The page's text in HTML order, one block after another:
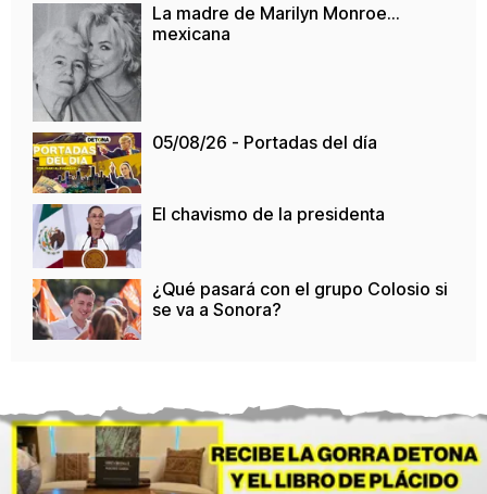
La madre de Marilyn Monroe…
mexicana
05/08/26 - Portadas del día
El chavismo de la presidenta
¿Qué pasará con el grupo Colosio si
se va a Sonora?